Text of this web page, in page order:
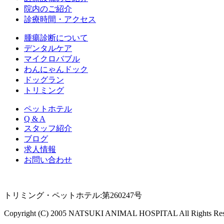
院内のご紹介
診療時間・アクセス
腫瘍診断について
デンタルケア
マイクロバブル
わんにゃんドック
ドッグラン
トリミング
ペットホテル
Q & A
スタッフ紹介
ブログ
求人情報
お問い合わせ
トリミング・ペットホテル:第260247号
Copyright (C) 2005 NATSUKI ANIMAL HOSPITAL All Rights